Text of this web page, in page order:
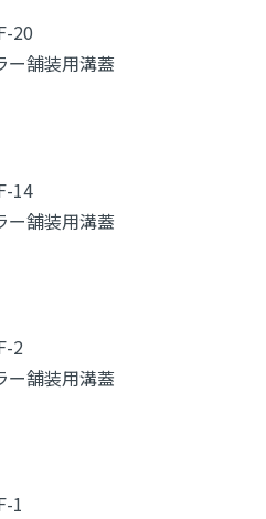
20
ー舗装用溝蓋
14
ー舗装用溝蓋
2
ー舗装用溝蓋
1